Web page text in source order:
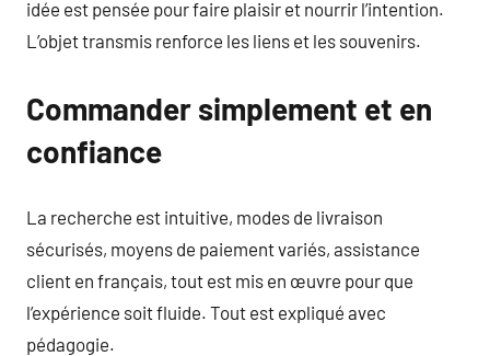
idée est pensée pour faire plaisir et nourrir l’intention.
L’objet transmis renforce les liens et les souvenirs.
Commander simplement et en
confiance
La recherche est intuitive, modes de livraison
sécurisés, moyens de paiement variés, assistance
client en français, tout est mis en œuvre pour que
l’expérience soit fluide. Tout est expliqué avec
pédagogie.